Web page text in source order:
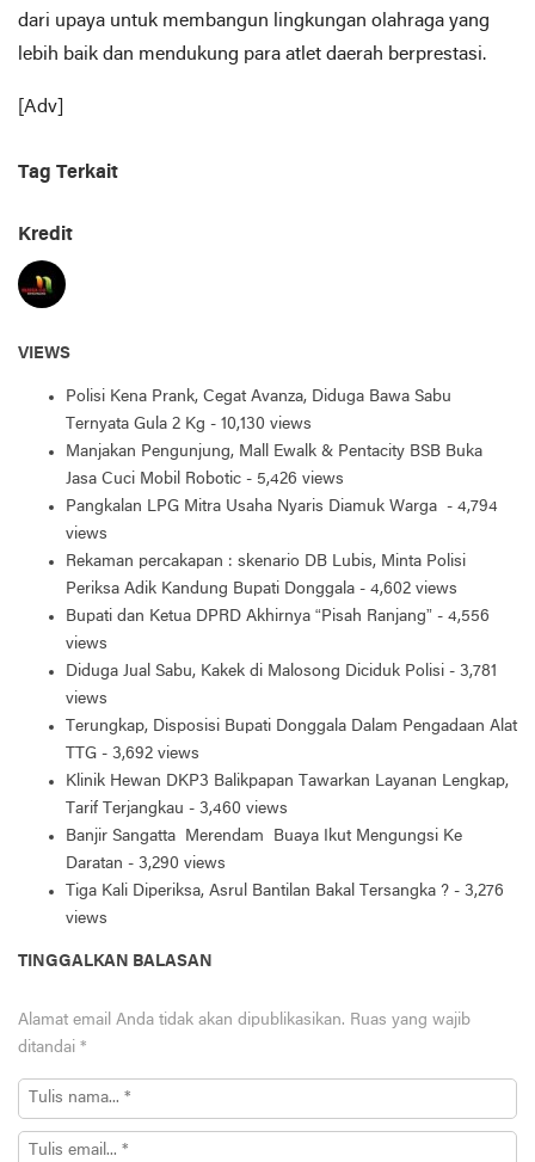
dari upaya untuk membangun lingkungan olahraga yang
lebih baik dan mendukung para atlet daerah berprestasi.
[Adv]
Tag Terkait
Kredit
VIEWS
Polisi Kena Prank, Cegat Avanza, Diduga Bawa Sabu
Ternyata Gula 2 Kg - 10,130 views
Manjakan Pengunjung, Mall Ewalk & Pentacity BSB Buka
Jasa Cuci Mobil Robotic - 5,426 views
Pangkalan LPG Mitra Usaha Nyaris Diamuk Warga - 4,794
views
Rekaman percakapan : skenario DB Lubis, Minta Polisi
Periksa Adik Kandung Bupati Donggala - 4,602 views
Bupati dan Ketua DPRD Akhirnya “Pisah Ranjang” - 4,556
views
Diduga Jual Sabu, Kakek di Malosong Diciduk Polisi - 3,781
views
Terungkap, Disposisi Bupati Donggala Dalam Pengadaan Alat
TTG - 3,692 views
Klinik Hewan DKP3 Balikpapan Tawarkan Layanan Lengkap,
Tarif Terjangkau - 3,460 views
Banjir Sangatta Merendam Buaya Ikut Mengungsi Ke
Daratan - 3,290 views
Tiga Kali Diperiksa, Asrul Bantilan Bakal Tersangka ? - 3,276
views
TINGGALKAN BALASAN
Alamat email Anda tidak akan dipublikasikan. Ruas yang wajib
ditandai *